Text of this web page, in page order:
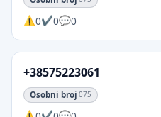
0 0 0
+38575223061
Osobni broj 075